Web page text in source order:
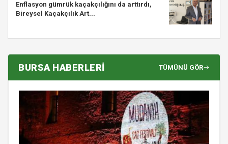
Enflasyon gümrük kaçakçılığını da arttırdı,
Bireysel Kaçakçılık Art...
BURSA HABERLERİ TÜMÜNÜ GÖR